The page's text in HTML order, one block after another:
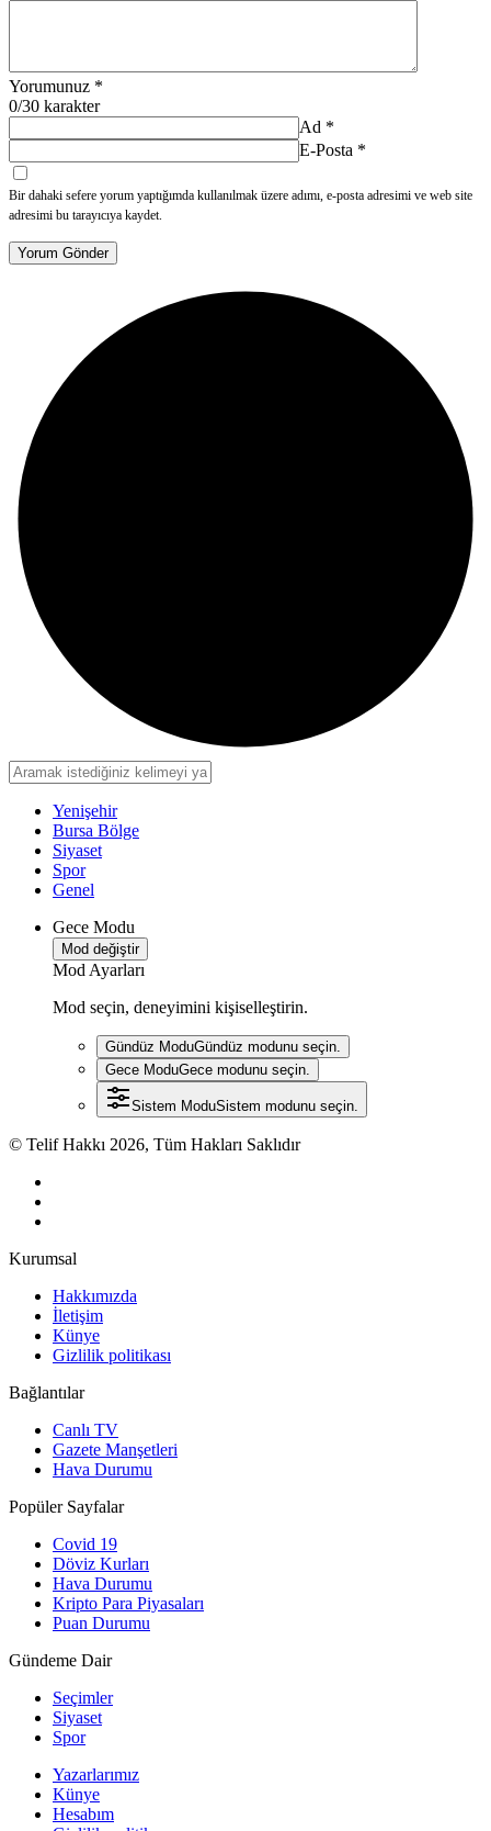
Yorumunuz *
0/30 karakter
Ad *
E-Posta *
Bir dahaki sefere yorum yaptığımda kullanılmak üzere adımı, e-posta adresimi ve web site
adresimi bu tarayıcıya kaydet.
Yorum Gönder
Yenişehir
Bursa Bölge
Siyaset
Spor
Genel
Gece Modu
Mod değiştir
Mod Ayarları
Mod seçin, deneyimini kişiselleştirin.
Gündüz ModuGündüz modunu seçin.
Gece ModuGece modunu seçin.
Sistem ModuSistem modunu seçin.
© Telif Hakkı 2026, Tüm Hakları Saklıdır
Kurumsal
Hakkımızda
İletişim
Künye
Gizlilik politikası
Bağlantılar
Canlı TV
Gazete Manşetleri
Hava Durumu
Popüler Sayfalar
Covid 19
Döviz Kurları
Hava Durumu
Kripto Para Piyasaları
Puan Durumu
Gündeme Dair
Seçimler
Siyaset
Spor
Yazarlarımız
Künye
Hesabım